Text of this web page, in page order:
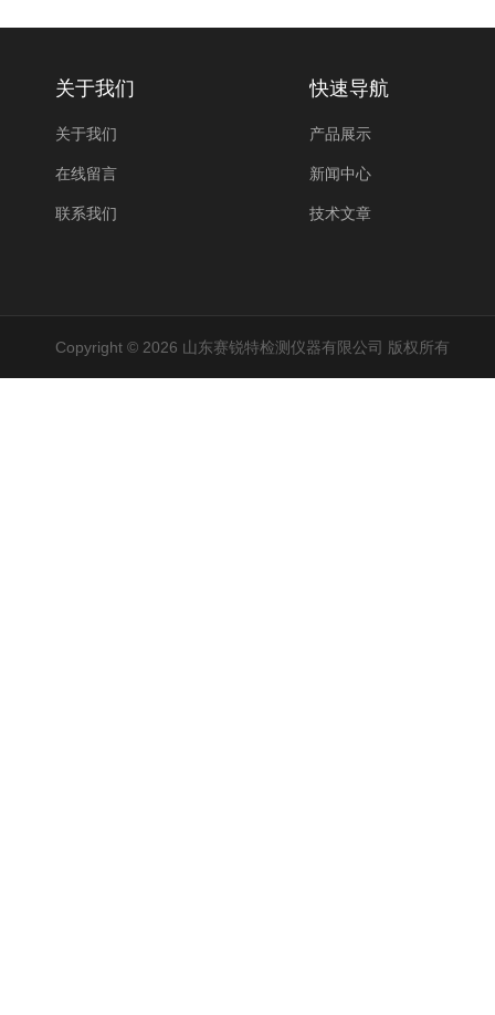
关于我们
关于我们
在线留言
联系我们
快速导航
产品展示
新闻中心
技术文章
Copyright © 2026 山东赛锐特检测仪器有限公司 版权所有